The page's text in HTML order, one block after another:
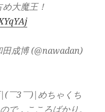
大魔王！
成博 (@nawadan)
￣3￣)|めちゃくち
で，こころばかり。